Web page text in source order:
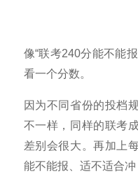
像“联考240分能不能
看一个分数。
因为不同省份的投档
不一样，同样的联考
差别会很大。再加上
能不能报、适不适合冲